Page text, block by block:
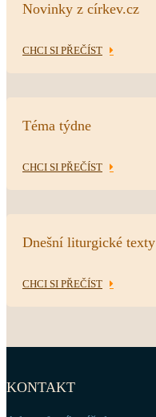
Novinky z církev.cz
CHCI SI PŘEČÍST
Téma týdne
CHCI SI PŘEČÍST
Dnešní liturgické texty
CHCI SI PŘEČÍST
KONTAKT